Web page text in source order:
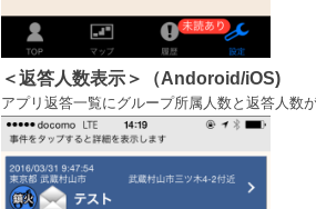
＜返答人数表示＞（Andoroid/iOS)
アプリ返答一覧にグループ所属人数と返答人数